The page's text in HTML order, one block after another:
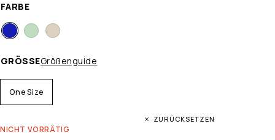
FARBE
GRÖSSE Größenguide
One Size
ZURÜCKSETZEN
NICHT VORRÄTIG